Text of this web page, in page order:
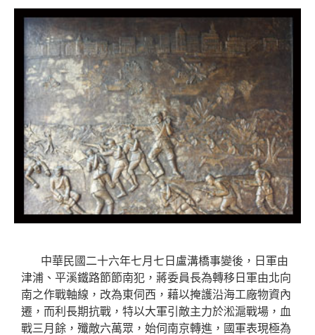
中華民國二十六年七月七日盧溝橋事變後，日軍由
津浦、平溪鐵路節節南犯，蔣委員長為轉移日軍由北向
南之作戰軸線，改為東伺西，藉以掩護沿海工廠物資內
遷，而利長期抗戰，特以大軍引敵主力於淞滬戰場，血
戰三月餘，殲敵六萬眾，始伺南京轉進，國軍表現極為